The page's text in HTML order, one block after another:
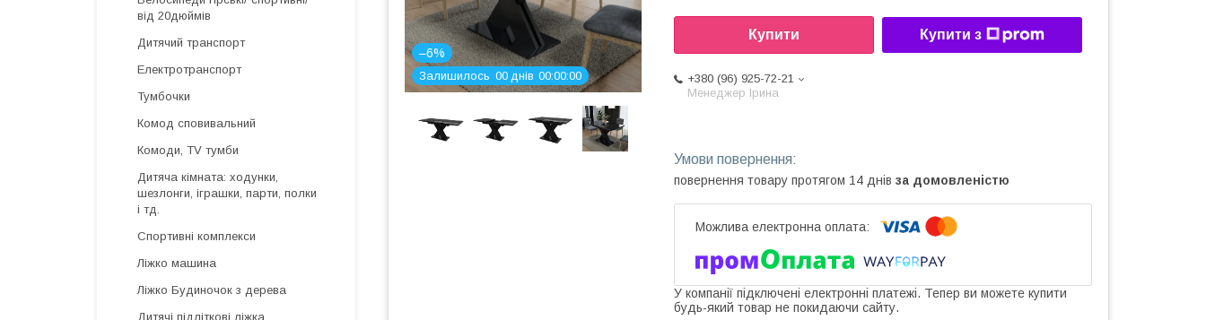
–6%
Залишилось 00 днів 00 00 00
Купити Купити з
+380 (96) 925-72-21
Менеджер Ірина
повернення товару протягом 14 днів за домовленістю
У компанії підключені електронні платежі. Тепер ви можете купити
будь-який товар не покидаючи сайту.
від 20дюймів
Дитячий транспорт
Електротранспорт
Тумбочки
Комод сповивальний
Комоди, TV тумби
Дитяча кімната: ходунки,
шезлонги, іграшки, парти, полки
і тд.
Спортивні комплекси
Ліжко машина
Ліжко Будиночок з дерева
Дитячі підліткові ліжка